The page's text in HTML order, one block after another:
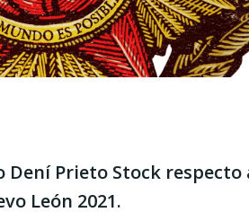
Dení Prieto Stock respecto
León 2021.